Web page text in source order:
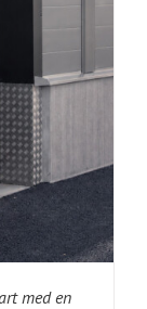
med en